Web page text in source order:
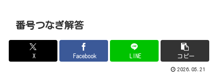
番号つなぎ解答
X Facebook LINE コピー
2026.05.21